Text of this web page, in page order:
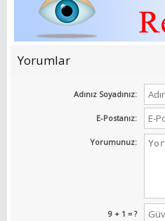
Yorumlar
Adınız Soyadınız:
E-Postanız:
Yorumunuz:
9 + 1 = ?